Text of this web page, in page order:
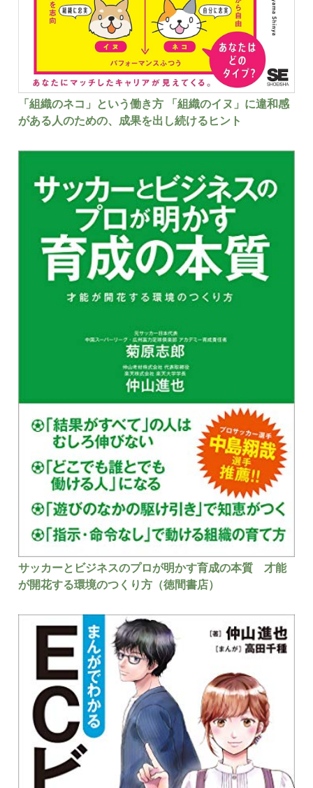
「組織のネコ」という働き方 「組織のイヌ」に違和感
がある人のための、成果を出し続けるヒント
サッカーとビジネスのプロが明かす育成の本質 才能
が開花する環境のつくり方（徳間書店）